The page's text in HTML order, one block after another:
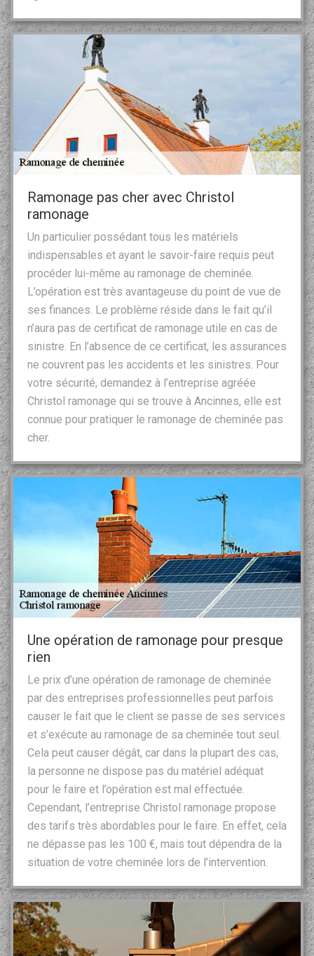
Ramonage pas cher avec Christol
ramonage
Un particulier possédant tous les matériels
indispensables et ayant le savoir-faire requis peut
procéder lui-même au ramonage de cheminée.
L’opération est très avantageuse du point de vue de
ses finances. Le problème réside dans le fait qu’il
n’aura pas de certificat de ramonage utile en cas de
sinistre. En l’absence de ce certificat, les assurances
ne couvrent pas les accidents et les sinistres. Pour
votre sécurité, demandez à l’entreprise agréée
Christol ramonage qui se trouve à Ancinnes, elle est
connue pour pratiquer le ramonage de cheminée pas
cher.
Une opération de ramonage pour presque
rien
Le prix d’une opération de ramonage de cheminée
par des entreprises professionnelles peut parfois
causer le fait que le client se passe de ses services
et s’exécute au ramonage de sa cheminée tout seul.
Cela peut causer dégât, car dans la plupart des cas,
la personne ne dispose pas du matériel adéquat
pour le faire et l’opération est mal effectuée.
Cependant, l’entreprise Christol ramonage propose
des tarifs très abordables pour le faire. En effet, cela
ne dépasse pas les 100 €, mais tout dépendra de la
situation de votre cheminée lors de l’intervention.